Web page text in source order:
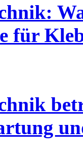
für